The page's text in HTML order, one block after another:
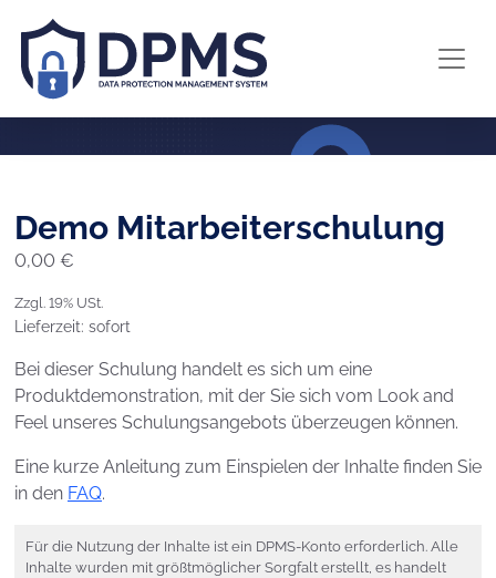
Demo Mitarbeiterschulung
0,00 €
Zzgl. 19% USt.
Lieferzeit: sofort
Bei dieser Schulung handelt es sich um eine
Produktdemonstration, mit der Sie sich vom Look and
Feel unseres Schulungsangebots überzeugen können.
Eine kurze Anleitung zum Einspielen der Inhalte finden Sie
in den FAQ.
Für die Nutzung der Inhalte ist ein DPMS-Konto erforderlich. Alle
Inhalte wurden mit größtmöglicher Sorgfalt erstellt, es handelt